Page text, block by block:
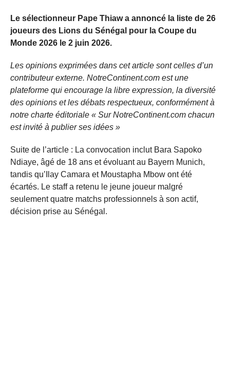
Le sélectionneur Pape Thiaw a annoncé la liste de 26
joueurs des Lions du Sénégal pour la Coupe du
Monde 2026 le 2 juin 2026.
Les opinions exprimées dans cet article sont celles d’un
contributeur externe. NotreContinent.com est une
plateforme qui encourage la libre expression, la diversité
des opinions et les débats respectueux, conformément à
notre charte éditoriale « Sur NotreContinent.com chacun
est invité à publier ses idées »
Suite de l’article : La convocation inclut Bara Sapoko
Ndiaye, âgé de 18 ans et évoluant au Bayern Munich,
tandis qu’Ilay Camara et Moustapha Mbow ont été
écartés. Le staff a retenu le jeune joueur malgré
seulement quatre matchs professionnels à son actif,
décision prise au Sénégal.